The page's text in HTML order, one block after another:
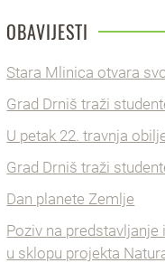
OBAVIJESTI
Stara Mlinica otvara
Grad Drniš traži
U petak 22. travnja
Grad Drniš traži
Dan planete Zemlje
Poziv na predstavljanje
u sklopu projekta